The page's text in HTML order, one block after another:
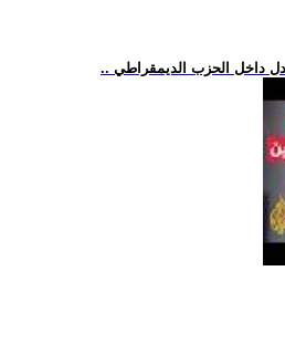
داخل الحزب الديمقراطي